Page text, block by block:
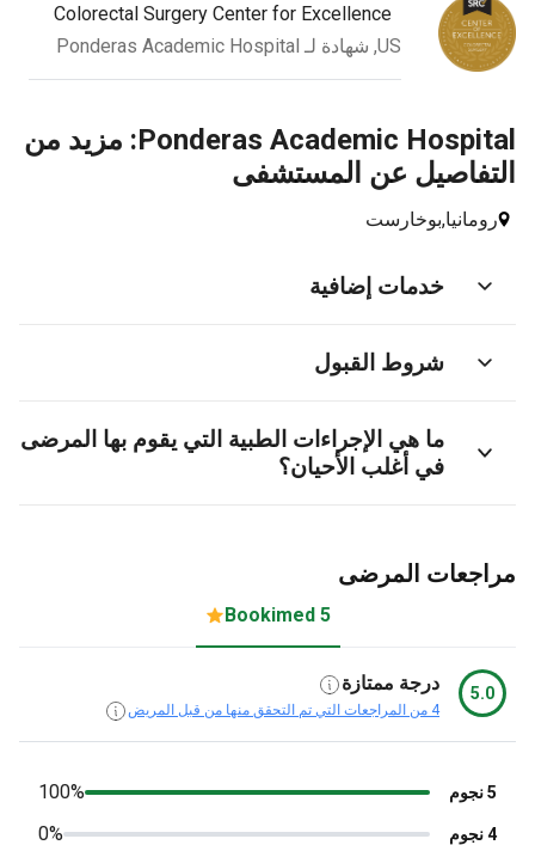
Colorectal Surgery Center for Excellence
US, شهادة لـ Ponderas Academic Hospital
Ponderas Academic Hospital: مزيد من
عن المستشفى
بوخارست
خدمات إضافية
شروط القبول
ما هي الإجراءات الطبية التي يقوم بها المرضى
في أغلب الأحيان؟
المرضى
درجة ممتازة
4 من المراجعات التي تم التحقق منها من قبل المريض
0%
100%